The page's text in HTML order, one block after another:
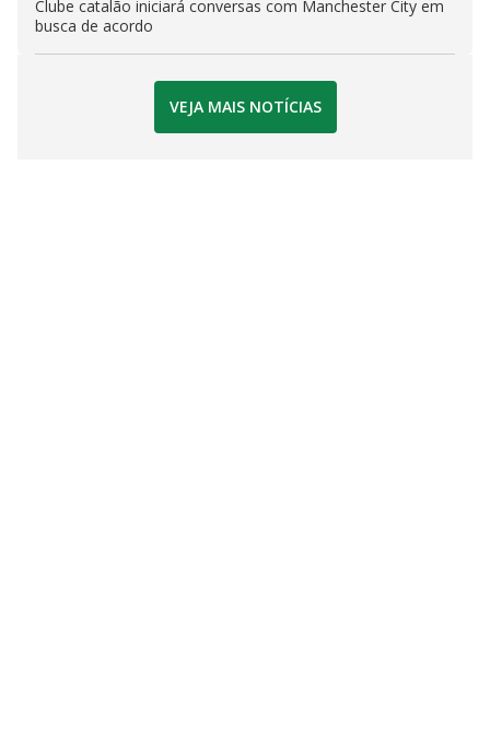
Clube catalão iniciará conversas com Manchester City em
busca de acordo
VEJA MAIS NOTÍCIAS